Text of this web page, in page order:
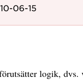
06-15
logik, dvs.